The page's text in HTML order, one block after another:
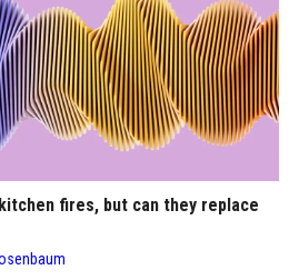
fires, but can they replace